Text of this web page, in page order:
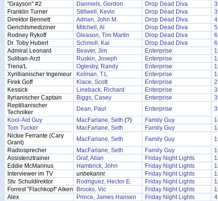
"Grayson" #2
Danniels, Gordon Drop Dead Diva
Franklin Turner
Stillwell, Kevin Drop Dead Diva
Direktor Bennett
Adrian, John M. Drop Dead Diva
Gerichtsmediziner
Mitchell, Al Drop Dead Diva
Rodney Rykoff
Gleason, Tim Martin Drop Dead Diva
Dr. Toby Hubert
Schmoll, Kai Drop Dead Diva
Admiral Leonard
Beaver, Jim Enterprise
Suliban-Arzt
Ruskin, Joseph Enterprise
Trena'L
Oglesby, Randy Enterprise
Xyrillianischer Ingenieur
Kolman, T.L. Enterprise
Firek Goff
Klace, Scott Enterprise
Kessick
Lineback, Richard Enterprise
Ilyrianischer Captain
Biggs, Casey Enterprise
Reptilianischer
Techniker
Dean, Paul Enterprise
Kool-Aid Guy
MacFarlane, Seth (?) Family Guy
Tom Tucker
MacFarlane, Seth Family Guy
Nickie Ferrante (Cary
Grant)
MacFarlane, Seth Family Guy
Radiosprecher
MacFarlane, Seth Family Guy
Assistenztrainer
Graf, Allan Friday Night Lights
Eddie McMannus
Hambrick, John Friday Night Lights
Interviewer im TV
unbekannt Friday Night Lights
Stv. Schuldirektor
Rodriguez, Hector E. Friday Night Lights
Forrest "Flachkopf" Aiken
Brooks, Vic Friday Night Lights
Alex
Prince, James Hansen Friday Night Lights